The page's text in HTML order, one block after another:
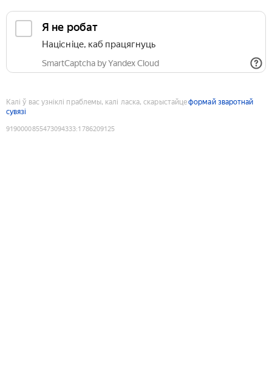
Я не робат
Націсніце, каб працягнуць
SmartCaptcha by Yandex Cloud
Калі ў вас узніклі праблемы, калі ласка, скарыстайцеформай зваротнай
сувязі
9190000855473094333:1786209125